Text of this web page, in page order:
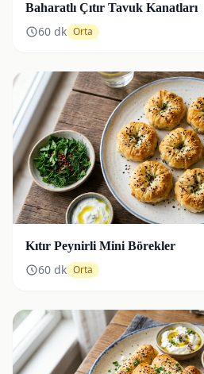
Baharatlı Çıtır Tavuk Kanatları
60 dk Orta
Kıtır Peynirli Mini Börekler
60 dk Orta